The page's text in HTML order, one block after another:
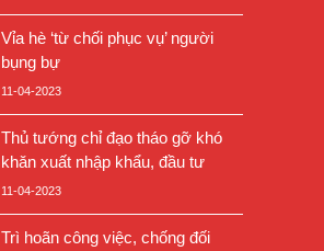
Vỉa hè ‘từ chối phục vụ’ người
bụng bự
11-04-2023
Thủ tướng chỉ đạo tháo gỡ khó
khăn xuất nhập khẩu, đầu tư
11-04-2023
Trì hoãn công việc, chống đối